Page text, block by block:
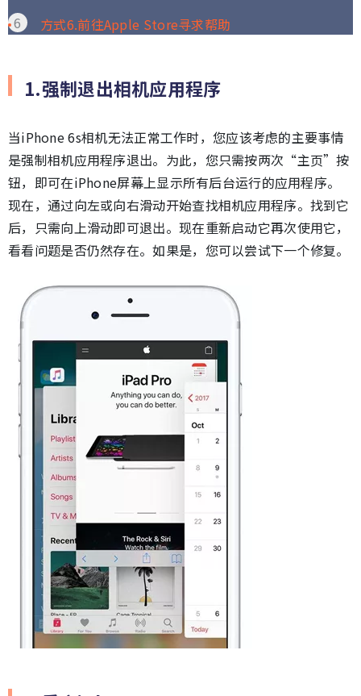
方式6.前往Apple Store寻求帮助
1.强制退出相机应用程序
当iPhone 6s相机无法正常工作时，您应该考虑的主要事情
是强制相机应用程序退出。为此，您只需按两次“主页”按
钮，即可在iPhone屏幕上显示所有后台运行的应用程序。
现在，通过向左或向右滑动开始查找相机应用程序。找到它
后，只需向上滑动即可退出。现在重新启动它再次使用它，
看看问题是否仍然存在。如果是，您可以尝试下一个修复。